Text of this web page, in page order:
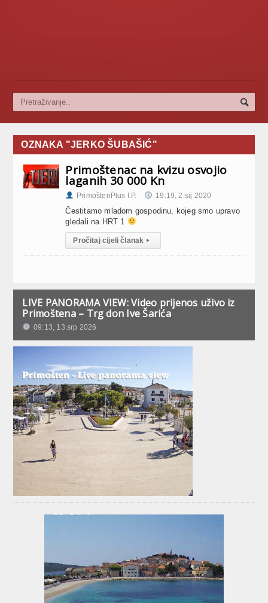
OZNAKA "JERKO ŠUBAŠIĆ"
Primoštenac na kvizu osvojio
laganih 30 000 Kn
PrimoštenPlus I.P. 19:19, 2.sij 2020
Čestitamo mladom gospodinu, kojeg smo upravo
gledali na HRT 1
Pročitaj cijeli članak ▸
LIVE PANORAMA VIEW: Video prijenos uživo iz
Primoštena – Trg don Ive Šarića
09:13, 13.srp 2026